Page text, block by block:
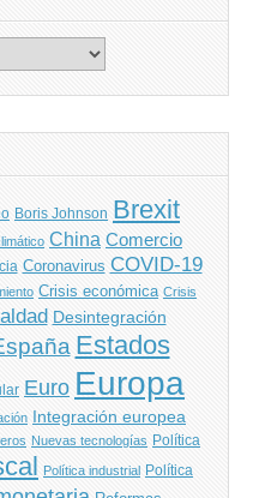
Boris Johnson Brexit
China Comercio
Coronavirus COVID-19
Crisis económica Crisis
Desintegración
Estados
Euro Europa
Integración europea
Nuevas tecnologías Política
Política industrial Política